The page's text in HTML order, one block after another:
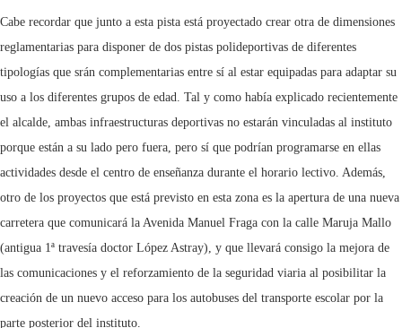
Cabe recordar que junto a esta pista está proyectado crear otra de dimensiones
reglamentarias para disponer de dos pistas polideportivas de diferentes
tipologías que srán complementarias entre sí al estar equipadas para adaptar su
uso a los diferentes grupos de edad. Tal y como había explicado recientemente
el alcalde, ambas infraestructuras deportivas no estarán vinculadas al instituto
porque están a su lado pero fuera, pero sí que podrían programarse en ellas
actividades desde el centro de enseñanza durante el horario lectivo. Además,
otro de los proyectos que está previsto en esta zona es la apertura de una nueva
carretera que comunicará la Avenida Manuel Fraga con la calle Maruja Mallo
(antigua 1ª travesía doctor López Astray), y que llevará consigo la mejora de
las comunicaciones y el reforzamiento de la seguridad viaria al posibilitar la
creación de un nuevo acceso para los autobuses del transporte escolar por la
parte posterior del instituto.